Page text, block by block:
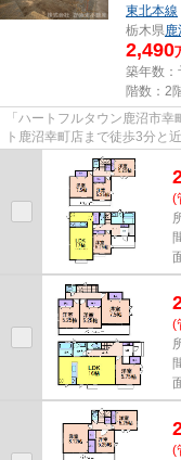
東北本線
栃木県鹿
2,490
築年数：
階数：2
「ハートフルタウン鹿沼市
ト鹿沼幸町店まで徒歩3分と
さをもつ土地はこちらです。
(
(
(